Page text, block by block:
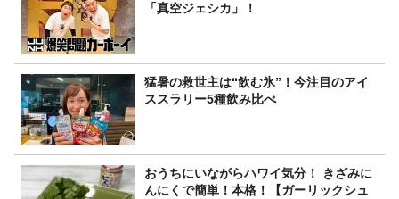
「真空ジェシカ」！
猛暑の救世主は“飲む氷”！今注目のアイ
ススラリー5種飲み比べ
おうちにいながらハワイ気分！ きざみに
んにくで簡単！本格！【ガーリックシュ